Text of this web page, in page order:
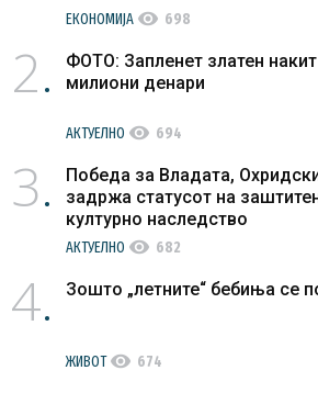
ЕКОНОМИЈА visibility 698
2
ФОТО: Запленет златен
милиони денари
АКТУЕЛНО visibility 694
3
Победа за Владата,
задржа статусот на
културно наследство
АКТУЕЛНО visibility 682
4 Зошто „летните“ бебиња се
ЖИВОТvisibility 674